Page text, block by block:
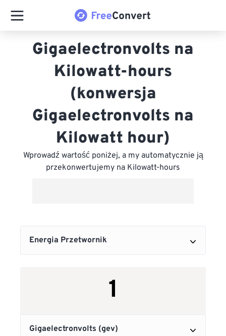
Gigaelectronvolts na
Kilowatt-hours
(konwersja
Gigaelectronvolts na
Kilowatt hour)
Wprowadź wartość poniżej, a my automatycznie ją
przekonwertujemy na Kilowatt-hours